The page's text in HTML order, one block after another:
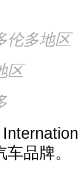
多地区
区
品牌。